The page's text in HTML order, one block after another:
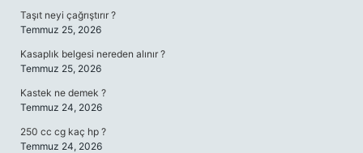
Taşıt neyi çağrıştırır ?
Temmuz 25, 2026
Kasaplık belgesi nereden alınır ?
Temmuz 25, 2026
Kastek ne demek ?
Temmuz 24, 2026
250 cc cg kaç hp ?
Temmuz 24, 2026